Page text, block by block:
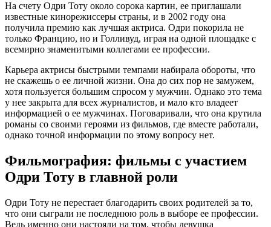
На счету Одри Тоту около сорока картин, ее приглашали
известные кинорежиссеры страны, и в 2002 году она
получила премию как лучшая актриса. Одри покорила не
только Францию, но и Голливуд, играя на одной площадке с
всемирно знаменитыми коллегами ее профессии.
Карьера актрисы быстрыми темпами набирала обороты, что
не скажешь о ее личной жизни. Она до сих пор не замужем,
хотя пользуется большим спросом у мужчин. Однако это тема
у нее закрыта для всех журналистов, и мало кто владеет
информацией о ее мужчинах. Поговаривали, что она крутила
романы со своими героями из фильмов, где вместе работали,
однако точной информации по этому вопросу нет.
Фильмография: фильмы с участием
Одри Тоту в главной роли
Одри Тоту не перестает благодарить своих родителей за то,
что они сыграли не последнюю роль в выборе ее профессии.
Ведь именно они настояли на том, чтобы девушка